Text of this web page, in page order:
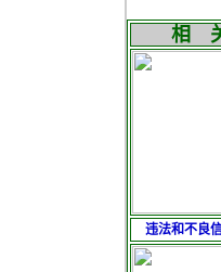
相
违法和不良